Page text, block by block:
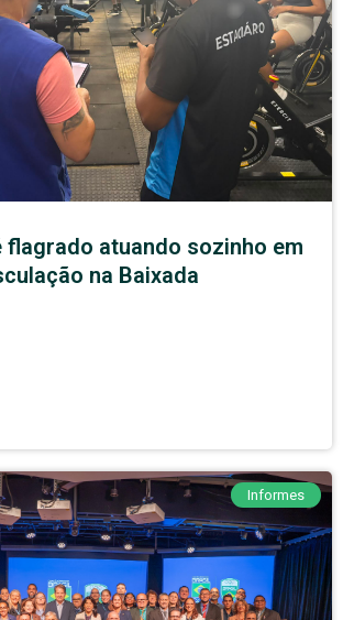
flagrado atuando sozinho em
na Baixada
Informes